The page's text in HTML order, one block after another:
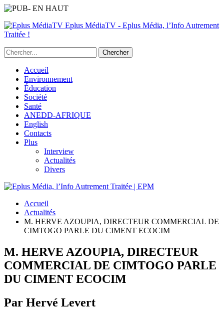
Eplus MédiaTV - Eplus Média, l’Info Autrement
Traitée !
Accueil
Environnement
Éducation
Société
Santé
ANEDD-AFRIQUE
English
Contacts
Plus
Interview
Actualités
Divers
Accueil
Actualités
M. HERVE AZOUPIA, DIRECTEUR COMMERCIAL DE
CIMTOGO PARLE DU CIMENT ECOCIM
M. HERVE AZOUPIA, DIRECTEUR
COMMERCIAL DE CIMTOGO PARLE
DU CIMENT ECOCIM
Par Hervé Levert